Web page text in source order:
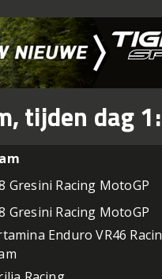
tijden dag 1:
Gresini Racing MotoGP
Gresini Racing MotoGP
Enduro VR46